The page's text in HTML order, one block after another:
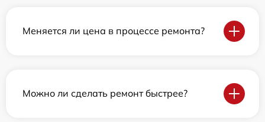
Меняется ли цена в процессе ремонта?
Можно ли сделать ремонт быстрее?